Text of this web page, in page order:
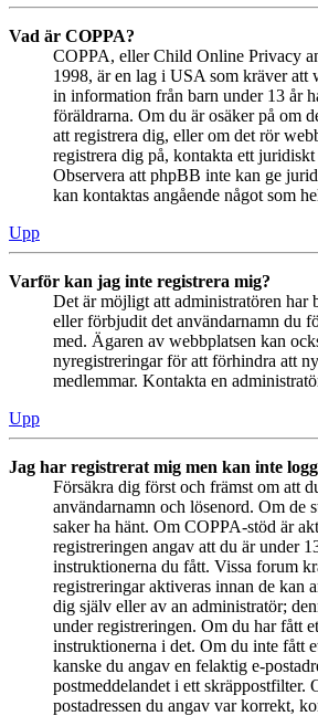
Vad är COPPA?
COPPA, eller Child Online Privacy
1998, är en lag i USA som kräver att
in information från barn under 13 år
föräldrarna. Om du är osäker på om
att registrera dig, eller om det rör
registrera dig på, kontakta ett
Observera att phpBB inte kan ge
kan kontaktas angående något som
Upp
Varför kan jag inte registrera mig?
Det är möjligt att administratören har
eller förbjudit det användarnamn du
med. Ägaren av webbplatsen kan
nyregistreringar för att förhindra att
medlemmar. Kontakta en
Upp
Jag har registrerat mig men kan inte
Försäkra dig först och främst om att
användarnamn och lösenord. Om de
saker ha hänt. Om COPPA-stöd är
registreringen angav att du är under
instruktionerna du fått. Vissa forum
registreringar aktiveras innan de kan
dig själv eller av an administratör;
under registreringen. Om du har fått
instruktionerna i det. Om du inte fått
kanske du angav en felaktig e-
postmeddelandet i ett skräppostfilter.
postadressen du angav var korrekt,